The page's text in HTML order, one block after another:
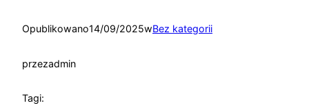
Opublikowano14/09/2025wBez kategorii
przezadmin
Tagi: